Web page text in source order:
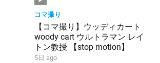
コマ撮り
【コマ撮り】ウッディカート
woody cart ウルトラマン レイ
トン教授 【stop motion】
5日 ago